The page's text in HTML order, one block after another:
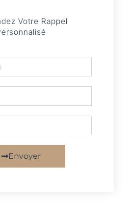
Votre Rappel
Envoyer